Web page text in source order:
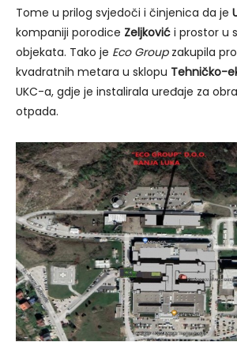
Tome u prilog svjedoči i činjenica da je
kompaniji porodice Zeljković i prostor u
objekata. Tako je Eco Groupzakupila
kvadratnih metara u sklopu Tehničko-
UKC-a, gdje je instalirala uređaje za
otpada.